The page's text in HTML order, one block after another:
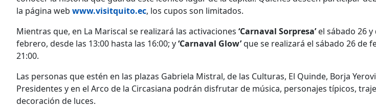
la página web www.visitquito.ec, los cupos son limitados.
Mientras que, en La Mariscal se realizará las activaciones ‘Carnaval Sorpresa’el sábado 26
febrero, desde las 13:00 hasta las 16:00; y‘Carnaval Glow’que se realizará el sábado 26 de
21:00.
Las personas que estén en las plazas Gabriela Mistral, de las Culturas, El Quinde, Borja
Presidentes y en el Arco de la Circasiana podrán disfrutar de música, personajes típicos,
decoración de luces.